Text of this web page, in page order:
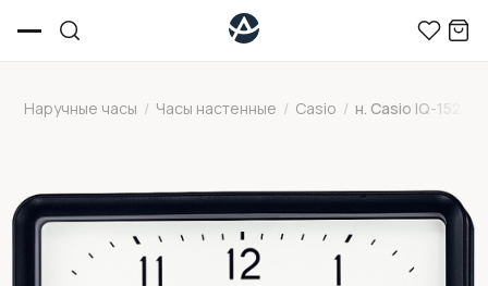
Наручные часы / Часы настенные / Casio / н. Casio IQ-152-1